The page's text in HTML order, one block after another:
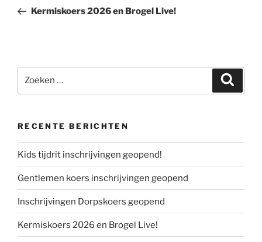
bericht
Kermiskoers 2026 en Brogel Live!
naar:
RECENTE BERICHTEN
Kids tijdrit inschrijvingen geopend!
Gentlemen koers inschrijvingen geopend
Inschrijvingen Dorpskoers geopend
Kermiskoers 2026 en Brogel Live!